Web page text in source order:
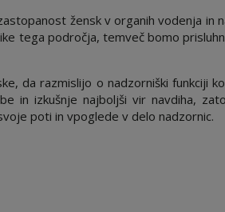
žensk v organih vodenja in
tega področja, temveč bomo
da razmislijo o nadzorniški funkciji
in izkušnje najboljši vir navdiha,
poti in vpoglede v delo nadzornic.